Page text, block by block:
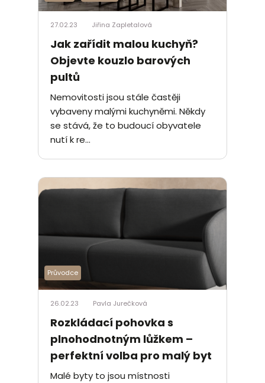
27.02.23 Jiřina Zapletalová
Jak zařídit malou kuchyň?
Objevte kouzlo barových
pultů
Nemovitosti jsou stále častěji
vybaveny malými kuchyněmi. Někdy
se stává, že to budoucí obyvatele
nutí k re...
Průvodce
26.02.23 Pavla Jurečková
Rozkládací pohovka s
plnohodnotným lůžkem –
perfektní volba pro malý byt
Malé byty to jsou místnosti